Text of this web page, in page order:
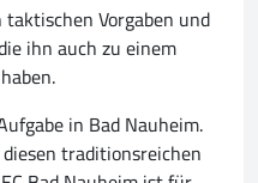
Vorgaben und
ihn auch zu einem
in Bad Nauheim.
traditionsreichen